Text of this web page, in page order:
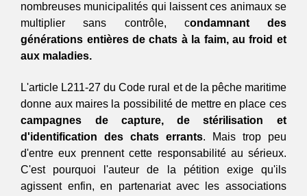
nombreuses municipalités qui laissent ces animaux se
multiplier sans contrôle, condamnant des
générations entières de chats à la faim, au froid et
aux maladies.
L'article L211-27 du Code rural et de la pêche maritime
donne aux maires la possibilité de mettre en place ces
campagnes de capture, de stérilisation et
d'identification des chats errants. Mais trop peu
d'entre eux prennent cette responsabilité au sérieux.
C'est pourquoi l'auteur de la pétition exige qu'ils
agissent enfin, en partenariat avec les associations